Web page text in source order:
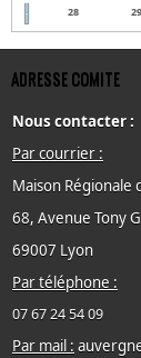
28
29
ADRESSE COMITE
Nous contacter :
Par courrier :
Maison Régionale
68, Avenue Tony
69007 Lyon
Par téléphone :
07 67 24 54 09
Par mail :